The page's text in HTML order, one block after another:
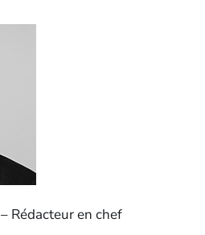
– Rédacteur en chef